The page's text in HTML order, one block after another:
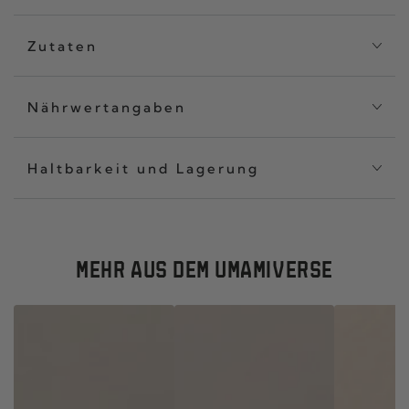
Zutaten
Nährwertangaben
Haltbarkeit und Lagerung
MEHR AUS DEM UMAMIVERSE